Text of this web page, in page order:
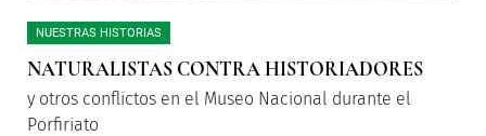
NUESTRAS HISTORIAS
NATURALISTAS CONTRA HISTORIADORES
y otros conflictos en el Museo Nacional durante el
Porfiriato